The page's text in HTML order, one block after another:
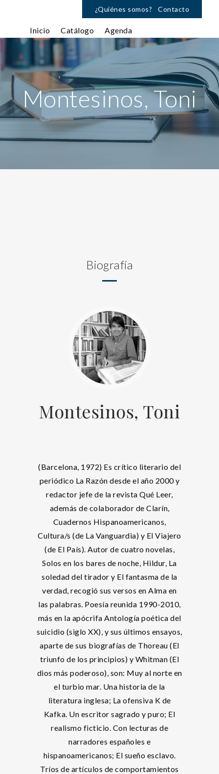
¿Quiénes somos? Contacto
Inicio Catálogo Agenda
Montesinos, Toni
Biografía
Montesinos, Toni
(Barcelona, 1972) Es crítico literario del
periódico La Razón desde el año 2000 y
redactor jefe de la revista Qué Leer,
además de colaborador de Clarín,
Cuadernos Hispanoamericanos,
Cultura/s (de La Vanguardia) y El Viajero
(de El País). Autor de cuatro novelas,
Solos en los bares de noche, Hildur, La
soledad del tirador y El fantasma de la
verdad, recogió sus versos en Alma en
las palabras. Poesía reunida 1990-2010,
más en la apócrifa Antología poética del
suicidio (siglo XX), y sus últimos ensayos,
aparte de sus biografías de Thoreau (El
triunfo de los principios) y Whitman (El
dios más poderoso), son: Muy al norte en
el turbio mar. Una historia de la
literatura inglesa; La ofensiva K de
Kafka. Un escritor sagrado y puro; El
realismo ficticio. Con lecturas de
narradores españoles e
hispanoamericanos; El sueño esclavo.
Tríos de artículos de comportamientos